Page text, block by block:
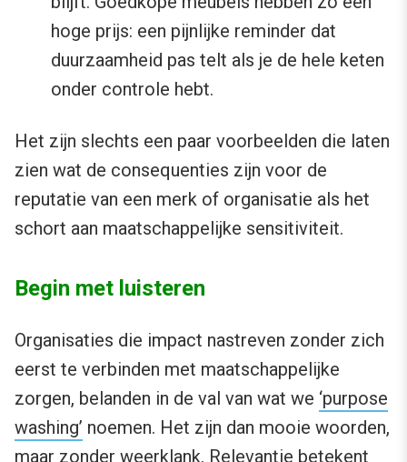
hoge prijs: een pijnlijke reminder dat
duurzaamheid pas telt als je de hele keten
onder controle hebt.
Het zijn slechts een paar voorbeelden die laten
zien wat de consequenties zijn voor de
reputatie van een merk of organisatie als het
schort aan maatschappelijke sensitiviteit.
Begin met luisteren
Organisaties die impact nastreven zonder zich
eerst te verbinden met maatschappelijke
zorgen, belanden in de val van wat we ‘purpose
washing’ noemen. Het zijn dan mooie woorden,
maar zonder weerklank. Relevantie betekent